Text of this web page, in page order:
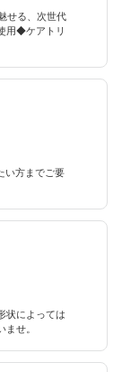
せる、次世代
用◆ケアトリ
い方までご要
状によっては
せ。